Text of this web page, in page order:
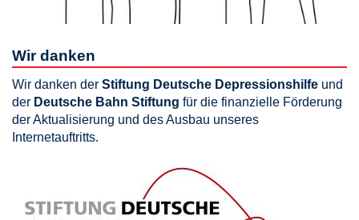
Wir danken
Wir danken der Stiftung Deutsche Depressionshilfe und
der Deutsche Bahn Stiftung für die finanzielle Förderung
der Aktualisierung und des Ausbau unseres
Internetauftritts.